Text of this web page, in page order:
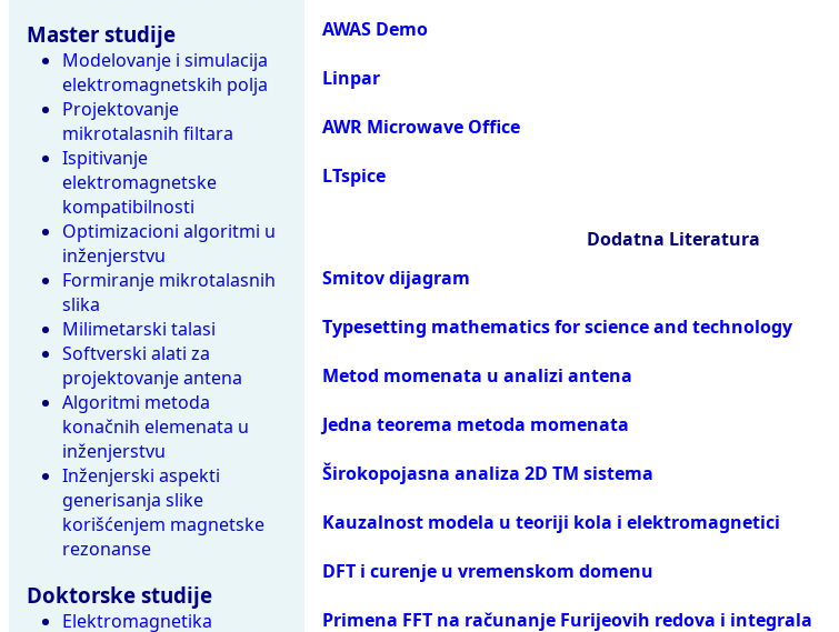
Master studije
Modelovanje i simulacija
elektromagnetskih polja
Projektovanje
mikrotalasnih filtara
Ispitivanje
elektromagnetske
kompatibilnosti
Optimizacioni algoritmi u
inženjerstvu
Formiranje mikrotalasnih
slika
Milimetarski talasi
Softverski alati za
projektovanje antena
Algoritmi metoda
konačnih elemenata u
inženjerstvu
Inženjerski aspekti
generisanja slike
korišćenjem magnetske
rezonanse
Doktorske studije
Elektromagnetika
AWAS Demo
Linpar
AWR Microwave Office
LTspice
Dodatna Literatura
Smitov dijagram
Typesetting mathematics for science and technology
Metod momenata u analizi antena
Jedna teorema metoda momenata
Širokopojasna analiza 2D TM sistema
Kauzalnost modela u teoriji kola i elektromagnetici
DFT i curenje u vremenskom domenu
Primena FFT na računanje Furijeovih redova i integrala